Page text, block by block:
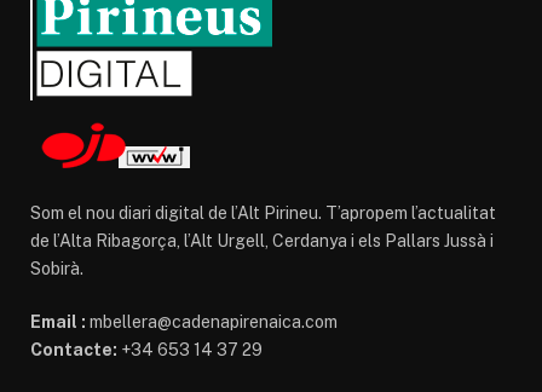
Som el nou diari digital de l’Alt Pirineu. T’apropem l’actualitat
de l’Alta Ribagorça, l’Alt Urgell, Cerdanya i els Pallars Jussà i
Sobirà.
Email : mbellera@cadenapirenaica.com
Contacte: +34 653 14 37 29